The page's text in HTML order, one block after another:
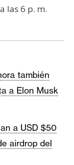
las 6 p. m.
también
a Elon Musk
a USD $50
airdrop del